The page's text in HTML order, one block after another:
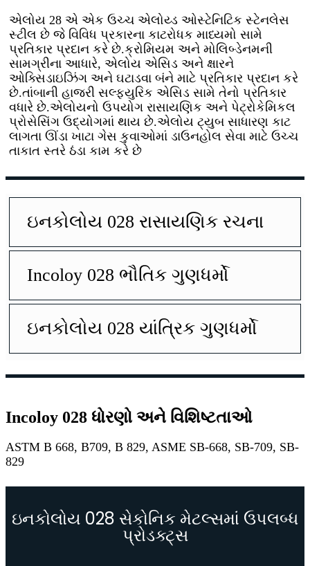
એલોય 28 એ એક ઉચ્ચ એલોય્ડ ઓસ્ટેનિટિક સ્ટેનલેસ
સ્ટીલ છે જે વિવિધ પ્રકારના કાટરોધક માધ્યમો સામે
પ્રતિકાર પ્રદાન કરે છે.ક્રોમિયમ અને મોલિબ્ડેનમની
સામગ્રીના આધારે, એલોય એસિડ અને ક્ષારને
ઓક્સિડાઇઝિંગ અને ઘટાડવા બંને માટે પ્રતિકાર પ્રદાન કરે
છે.તાંબાની હાજરી સલ્ફ્યુરિક એસિડ સામે તેનો પ્રતિકાર
વધારે છે.એલોયનો ઉપયોગ રાસાયણિક અને પેટ્રોકેમિકલ
પ્રોસેસિંગ ઉદ્યોગમાં થાય છે.એલોય ટ્યુબ સાધારણ કાટ
લાગતા ઊંડા ખાટા ગેસ કુવાઓમાં ડાઉનહોલ સેવા માટે ઉચ્ચ
તાકાત સ્તરે ઠંડા કામ કરે છે
ઇનકોલોય 028 રાસાયણિક રચના
Incoloy 028 ભૌતિક ગુણધર્મો
ઇનકોલોય 028 યાંત્રિક ગુણધર્મો
Incoloy 028 ધોરણો અને વિશિષ્ટતાઓ
ASTM B 668, B709, B 829, ASME SB-668, SB-709, SB-
829
ઇનકોલોય 028 સેકોનિક મેટલ્સમાં ઉપલબ્ધ
પ્રોડક્ટ્સ